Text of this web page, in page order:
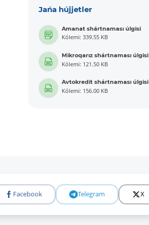
Jańa hújjetler
Amanat shártnaması úlgisi
Kólemi: 339.55 KB
Mikroqarız shártnaması úlgisi
Kólemi: 121.50 KB
Avtokredit shártnaması úlgisi
Kólemi: 156.00 KB
Facebook Telegram X